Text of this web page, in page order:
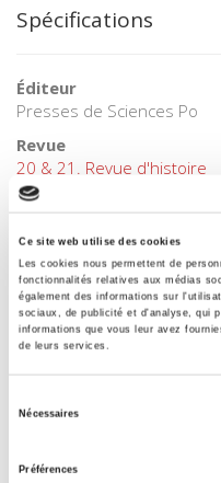
Ce site web utilise des cookies
Les cookies nous permettent de
fonctionnalités relatives aux médias
également des informations sur
sociaux, de publicité et d'analyse, qui
informations que vous leur avez
de leurs services.
Nécessaires
Préférences
Spécifications
Éditeur
Presses de Sciences Po
Revue
20 & 21. Revue d'histoire
ISSN
Langue
français
BISAC Subject Heading
POL000000 POLITICAL
Code publique Onix